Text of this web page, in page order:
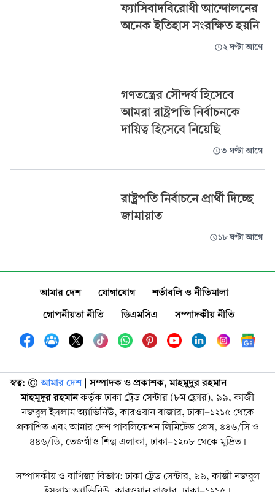
ফ্যাসিবাদবিরোধী আন্দোলনের
অনেক ইতিহাস সংরক্ষিত হয়নি
২ ঘণ্টা আগে
গণতন্ত্রের সৌন্দর্য হিসেবে
আমরা রাষ্ট্রপতি নির্বাচনকে
দায়িত্ব হিসেবে নিয়েছি
৩ ঘণ্টা আগে
রাষ্ট্রপতি নির্বাচনে প্রার্থী দিচ্ছে
জামায়াত
১৮ ঘণ্টা আগে
আমার দেশ যোগাযোগ
শর্তাবলি ও নীতিমালা
গোপনীয়তা নীতি
ডিএমসিএ সম্পাদকীয় নীতি
স্বত্ব: ©️ আমার দেশ| সম্পাদক ও প্রকাশক, মাহমুদুর রহমান
মাহমুদুর রহমানকর্তৃক ঢাকা ট্রেড সেন্টার (৮ম ফ্লোর), ৯৯, কাজী
নজরুল ইসলাম অ্যাভিনিউ, কারওয়ান বাজার, ঢাকা-১২১৫ থেকে
প্রকাশিত এবং আমার দেশ পাবলিকেশন লিমিটেড প্রেস, ৪৪৬/সি ও
৪৪৬/ডি, তেজগাঁও শিল্প এলাকা, ঢাকা-১২০৮ থেকে মুদ্রিত।
সম্পাদকীয় ও বাণিজ্য বিভাগ: ঢাকা ট্রেড সেন্টার, ৯৯, কাজী নজরুল